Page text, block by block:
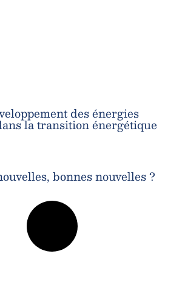
des énergies
la transition énergétique
bonnes nouvelles ?